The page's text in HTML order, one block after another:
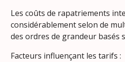
Les coûts de rapatriements
considérablement selon de
des ordres de grandeur basés
Facteurs influençant les tarifs :